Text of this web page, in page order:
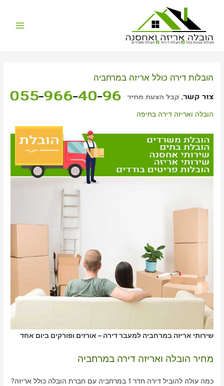
הובלות קטנות בזול הובלת דירות הובלת משרדים
הובלות דירה כולל אריזה במרחביה
הובלה ואריזה דירה בחיפה
שירותי אריזה במרחביה למעבר דירה – אורזים ופורקים ביום אחד
מחיר הובלה ואריזה דירה במרחביה
כמה עולה להוביל דירה חדר 1 במרחביה עם חברת הובלה כולל אריזה?